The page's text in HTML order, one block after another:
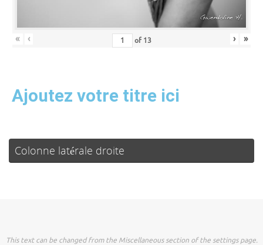
« ‹ of 13 › »
Ajoutez votre titre ici
Colonne latérale droite
This text can be changed from the Miscellaneous section of the settings page.